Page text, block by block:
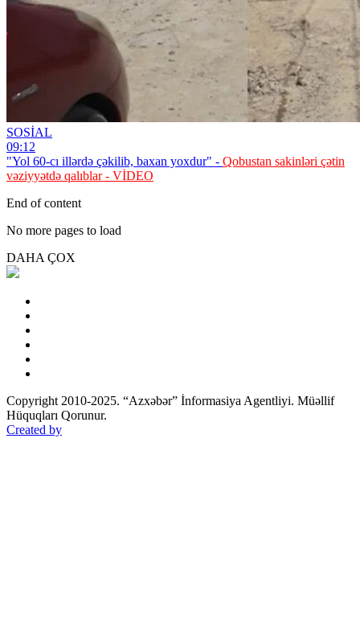
SOSİAL
09:12
"Yol 60-cı illərdə çəkilib, baxan yoxdur" - Qobustan sakinləri çətin
vəziyyətdə qalıblar - VİDEO
End of content
No more pages to load
DAHA ÇOX
Copyright 2010-2025. “Azxəbər” İnformasiya Agentliyi. Müəllif
Hüquqları Qorunur.
Created by